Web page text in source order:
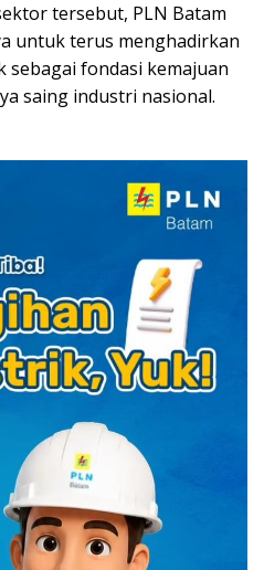
tersebut, PLN Batam
untuk terus menghadirkan
fondasi kemajuan
saing industri nasional.